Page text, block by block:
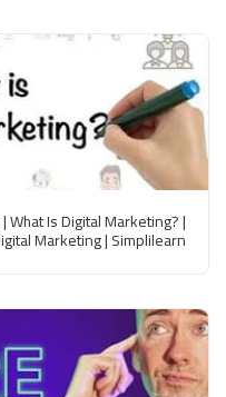
Is Digital Marketing? |
Marketing | Simplilearn